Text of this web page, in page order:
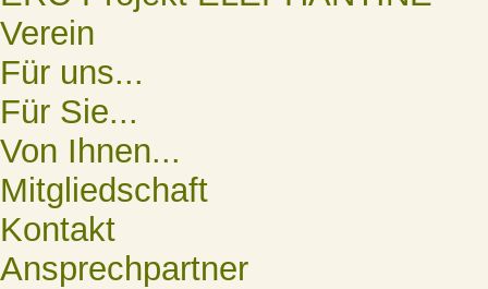
Verein
Für uns...
Für Sie...
Von Ihnen...
Mitgliedschaft
Kontakt
Ansprechpartner